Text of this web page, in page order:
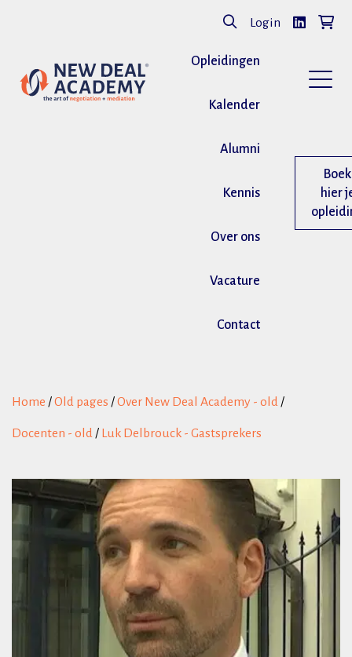
Login
Opleidingen
Kalender
Alumni
Kennis
Over ons
Vacature
Contact
Boek
hier
Home /Old pages /Over New Deal Academy - old/
Docenten - old/ Luk Delbrouck - Gastsprekers